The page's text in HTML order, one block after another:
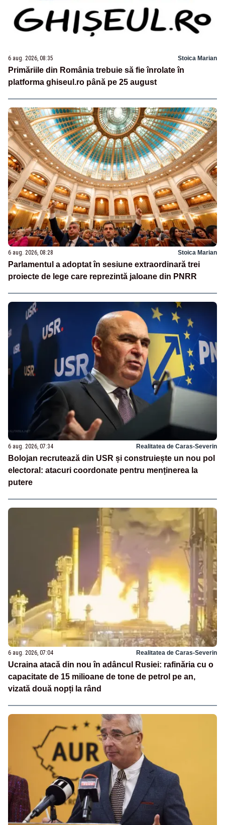
6 aug. 2026, 08:35 Stoica Marian
Primăriile din România trebuie să fie înrolate în
platforma ghiseul.ro până pe 25 august
6 aug. 2026, 08:28 Stoica Marian
Parlamentul a adoptat în sesiune extraordinară trei
proiecte de lege care reprezintă jaloane din PNRR
6 aug. 2026, 07:34 Realitatea de Caras-Severin
Bolojan recrutează din USR și construiește un nou pol
electoral: atacuri coordonate pentru menținerea la
putere
6 aug. 2026, 07:04 Realitatea de Caras-Severin
Ucraina atacă din nou în adâncul Rusiei: rafinăria cu o
capacitate de 15 milioane de tone de petrol pe an,
vizată două nopți la rând